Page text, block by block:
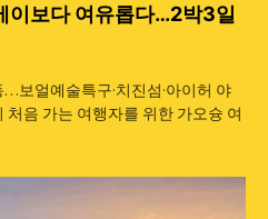
이보다 여유롭다…2박3일
보얼예술특구·치진섬·아이허 야
처음 가는 여행자를 위한 가오슝 여